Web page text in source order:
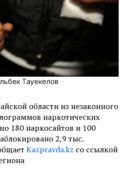
Тауекелов
области из незаконного
наркотических
180 наркосайтов и 100
2,9 тыс.
Kazpravda.kz со ссылкой